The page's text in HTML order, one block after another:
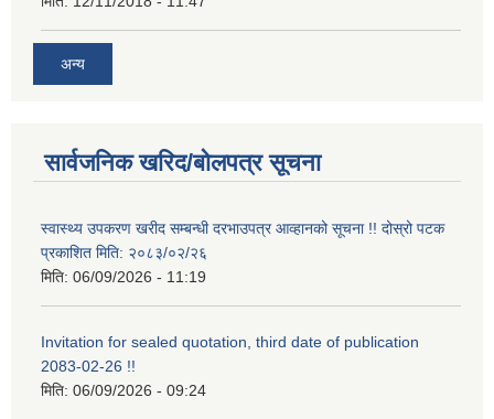
अन्य
सार्वजनिक खरिद/बोलपत्र सूचना
स्वास्थ्य उपकरण खरीद सम्बन्धी दरभाउपत्र आव्हानको सूचना !! दोस्रो पटक
प्रकाशित मिति: २०८३/०२/२६
मिति: 06/09/2026 - 11:19
Invitation for sealed quotation, third date of publication
2083-02-26 !!
मिति: 06/09/2026 - 09:24